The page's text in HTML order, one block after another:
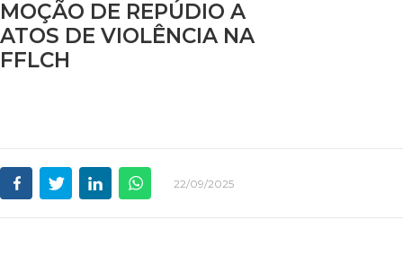
MOÇÃO DE REPÚDIO A
ATOS DE VIOLÊNCIA NA
FFLCH
22/09/2025